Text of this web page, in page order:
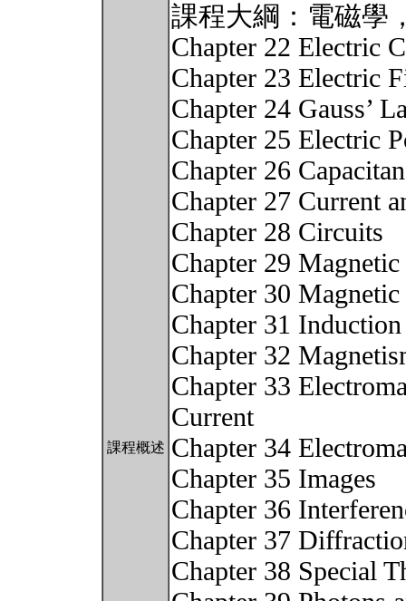
課程概述
課程大綱：電磁學
Chapter 22 Electric
Chapter 23 Electric
Chapter 24 Gauss’
Chapter 25 Electric
Chapter 26
Chapter 27 Current
Chapter 28 Circuits
Chapter 29
Chapter 30
Chapter 31
Chapter 32
Chapter 33
Current
Chapter 34
Chapter 35 Images
Chapter 36
Chapter 37
Chapter 38 Special